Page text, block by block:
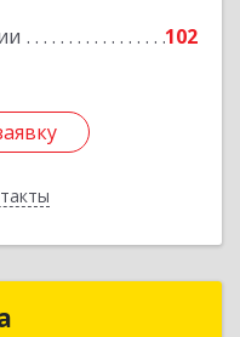
102
Подробнее
Елена